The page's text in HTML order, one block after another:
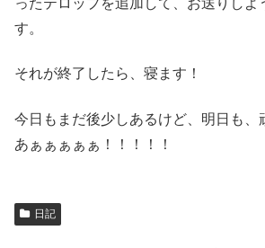
す。
それが終了したら、寝ます！
今日もまだ後少しあるけど、明日も、
あぁぁぁぁぁ！！！！！
日記